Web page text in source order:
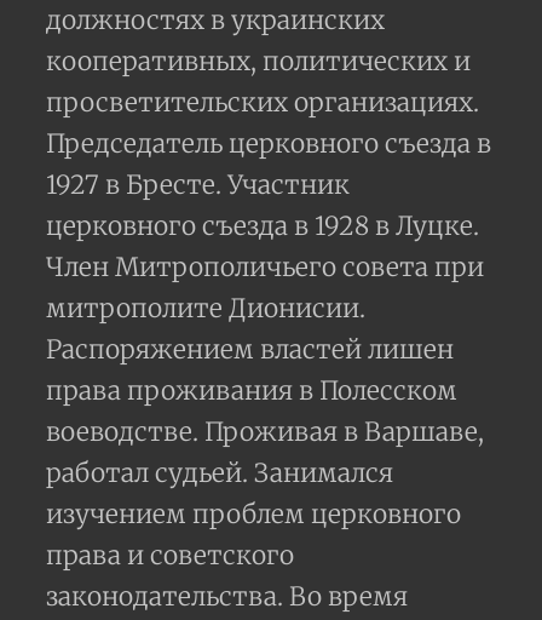
должностях в украинских
кооперативных, политических и
просветительских организациях.
Председатель церковного съезда в
1927 в Бресте. Участник
церковного съезда в 1928 в Луцке.
Член Митрополичьего совета при
митрополите Дионисии.
Распоряжением властей лишен
права проживания в Полесском
воеводстве. Проживая в Варшаве,
работал судьей. Занимался
изучением проблем церковного
права и советского
законодательства. Во время